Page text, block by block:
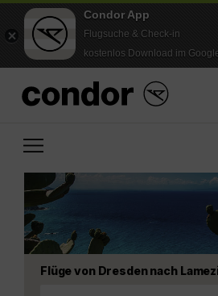
Condor App
Flugsuche & Check-in
kostenlos Download im
Flüge von Dresden nach